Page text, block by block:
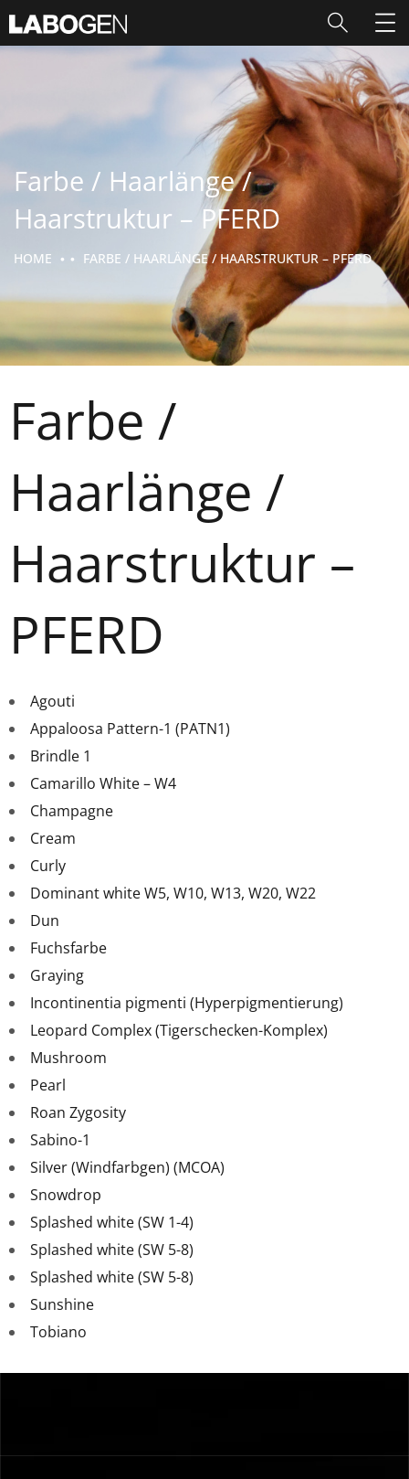
Farbe / Haarlänge /
Haarstruktur – PFERD
HOME FARBE / HAARLÄNGE / HAARSTRUKTUR – PFERD
Farbe /
Haarlänge /
Haarstruktur –
PFERD
Agouti
Appaloosa Pattern-1 (PATN1)
Brindle 1
Camarillo White – W4
Champagne
Cream
Curly
Dominant white W5, W10, W13, W20, W22
Dun
Fuchsfarbe
Graying
Incontinentia pigmenti (Hyperpigmentierung)
Leopard Complex (Tigerschecken-Komplex)
Mushroom
Pearl
Roan Zygosity
Sabino-1
Silver (Windfarbgen) (MCOA)
Snowdrop
Splashed white (SW 1-4)
Splashed white (SW 5-8)
Splashed white (SW 5-8)
Sunshine
Tobiano